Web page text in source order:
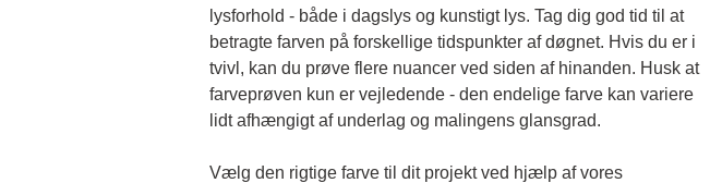
lysforhold - både i dagslys og kunstigt lys. Tag dig god tid til at
betragte farven på forskellige tidspunkter af døgnet. Hvis du er i
tvivl, kan du prøve flere nuancer ved siden af hinanden. Husk at
farveprøven kun er vejledende - den endelige farve kan variere
lidt afhængigt af underlag og malingens glansgrad.
Vælg den rigtige farve til dit projekt ved hjælp af vores